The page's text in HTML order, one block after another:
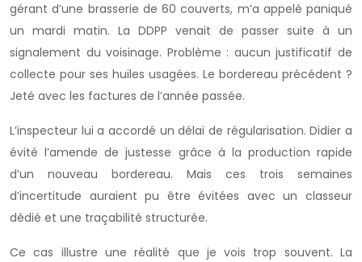
gérant d’une brasserie de 60 couverts, m’a appelé paniqué
un mardi matin. La DDPP venait de passer suite à un
signalement du voisinage. Problème : aucun justificatif de
collecte pour ses huiles usagées. Le bordereau précédent ?
Jeté avec les factures de l’année passée.
L’inspecteur lui a accordé un délai de régularisation. Didier a
évité l’amende de justesse grâce à la production rapide
d’un nouveau bordereau. Mais ces trois semaines
d’incertitude auraient pu être évitées avec un classeur
dédié et une traçabilité structurée.
Ce cas illustre une réalité que je vois trop souvent. La